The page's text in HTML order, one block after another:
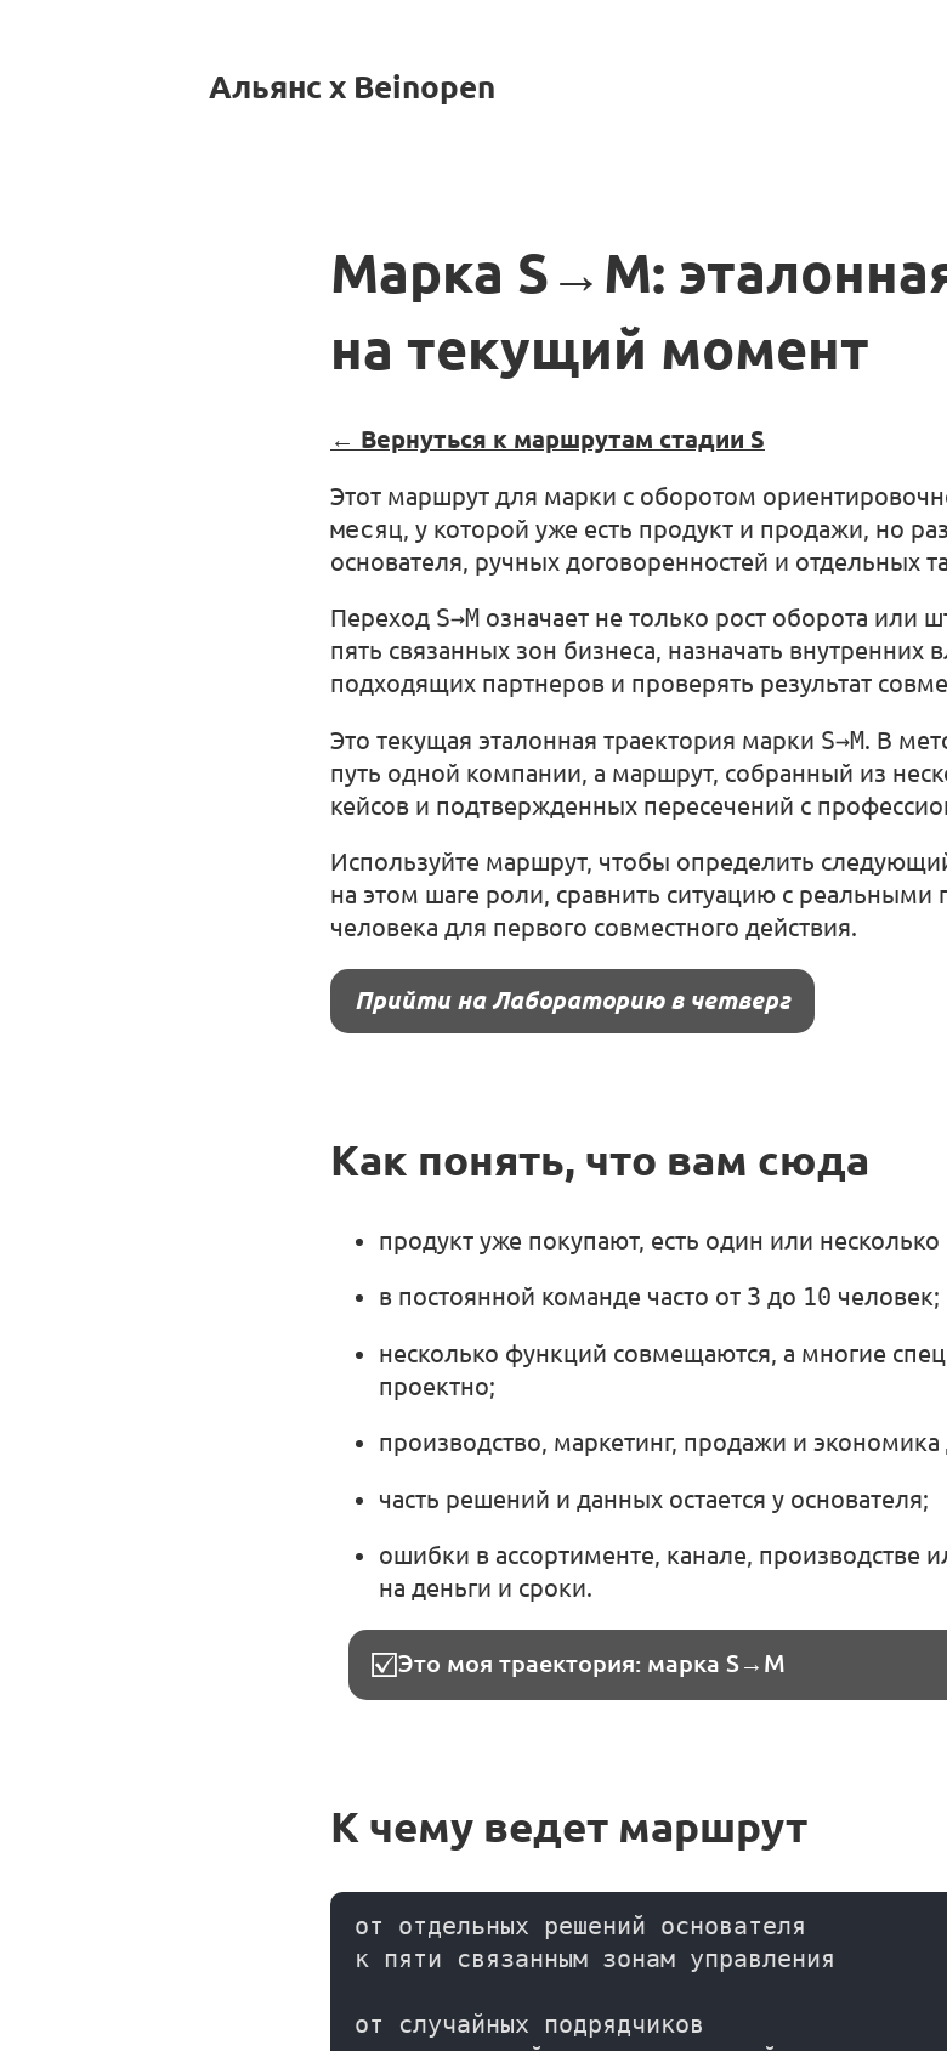
Альянс x Beinopen
Марка S→M:
на текущий момент
← Вернуться к маршрутам стадии S
Этот маршрут для марки с оборотом
месяц, у которой уже есть продукт и продажи, но
основателя, ручных договоренностей и отдельных
Переход S→M означает не только рост оборота или
пять связанных зон бизнеса, назначать внутренних
подходящих партнеров и проверять результат
Это текущая эталонная траектория марки S→M. В
путь одной компании, а маршрут, собранный из
кейсов и подтвержденных пересечений с
Используйте маршрут, чтобы определить
на этом шаге роли, сравнить ситуацию с
человека для первого совместного действия.
Прийти на Лабораторию в четверг
Как понять, что вам сюда
продукт уже покупают, есть один или
в постоянной команде часто от 3 до 10 человек;
несколько функций совмещаются, а многие
проектно;
производство, маркетинг, продажи и экономика
часть решений и данных остается у основателя;
ошибки в ассортименте, канале, производстве
на деньги и сроки.
Это моя траектория: марка S→M
К чему ведет маршрут
от отдельных решений основателя
к пяти связанным зонам управления
от случайных подрядчиков